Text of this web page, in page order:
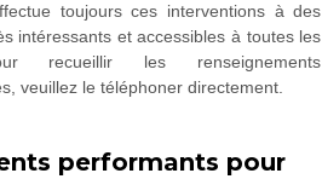
toujours ces interventions à des
intéressants et accessibles à toutes les
recueillir les renseignements
veuillez le téléphoner directement.
performants pour